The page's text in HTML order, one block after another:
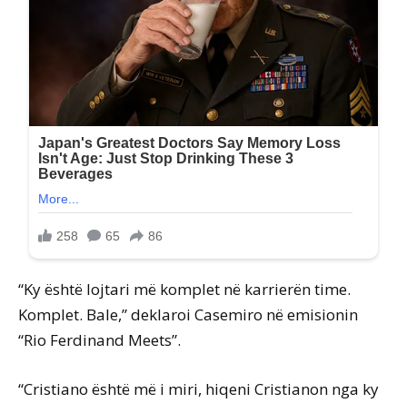
“Ky është lojtari më komplet në karrierën time.
Komplet. Bale,” deklaroi Casemiro në emisionin
“Rio Ferdinand Meets”.
“Cristiano është më i miri, hiqeni Cristianon nga ky